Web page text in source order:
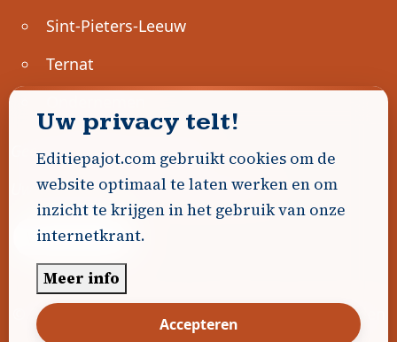
Sint-Pieters-Leeuw
Ternat
Geen advertenties gevonden.
Uw advertentie hier? Contacteer ons!
Word Partner!
© 2026 Editiepajot.com
Algemene voorwaarden
Uw privacy telt!
Editiepajot.com gebruikt cookies om de
website optimaal te laten werken en om
inzicht te krijgen in het gebruik van onze
internetkrant.
Meer info
Accepteren